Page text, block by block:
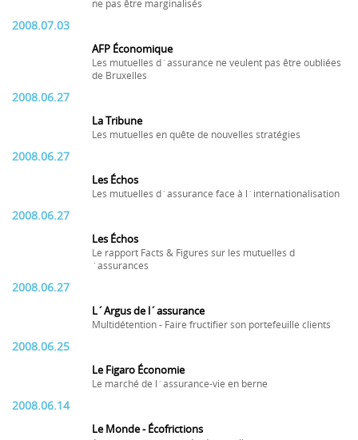
ne pas être marginalisés
2008.07.03
AFP Économique
Les mutuelles d´assurance ne veulent pas être oubliées
de Bruxelles
2008.06.27
La Tribune
Les mutuelles en quête de nouvelles stratégies
2008.06.27
Les Échos
Les mutuelles d´assurance face à l´internationalisation
2008.06.27
Les Échos
Le rapport Facts & Figures sur les mutuelles d
´assurances
2008.06.27
L´Argus de l´assurance
Multidétention - Faire fructifier son portefeuille clients
2008.06.25
Le Figaro Économie
Le marché de l´assurance-vie en berne
2008.06.14
Le Monde - Écofrictions